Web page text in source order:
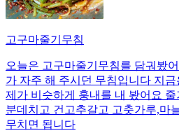
고구마줄기무침
오늘은 고구마줄기무침를 담궈봤
가 자주 해 주시던 무침입니다 지
제가 비슷하게 훙내를 내 봤어요
분데치고 건고추갈고 고춧가루,마
무치면 됩니다